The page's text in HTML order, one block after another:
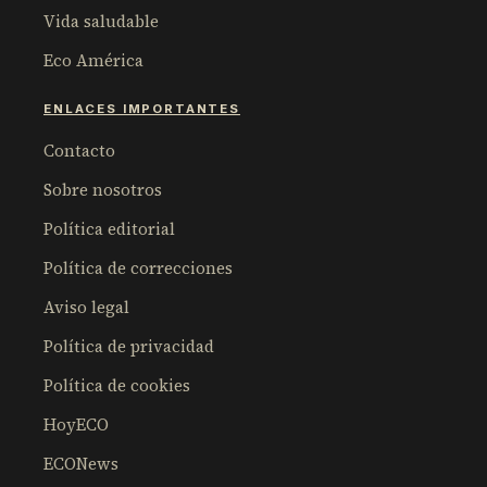
Vida saludable
Eco América
ENLACES IMPORTANTES
Contacto
Sobre nosotros
Política editorial
Política de correcciones
Aviso legal
Política de privacidad
Política de cookies
HoyECO
ECONews